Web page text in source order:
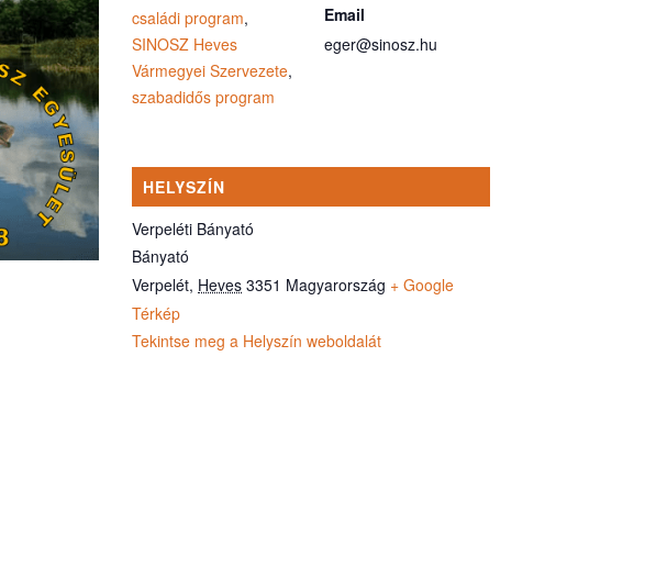
családi program,
SINOSZ Heves
Vármegyei Szervezete,
szabadidős program
Email
eger@sinosz.hu
HELYSZÍN
Verpeléti Bányató
Bányató
Verpelét, Heves 3351 Magyarország + Google
Térkép
Tekintse meg a Helyszín weboldalát